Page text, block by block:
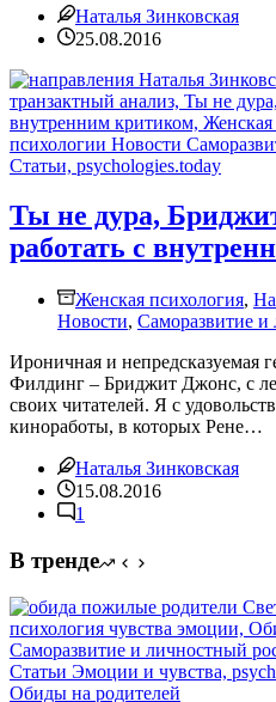
Наталья Зинковская
25.08.2016
Ты не дура,
работать с
Женская психология,
Новости, Саморазвитие и
Ироничная и непредсказуемая
Филдинг – Бриджит Джонс, с
своих читателей. Я с
киноработы, в которых Рене…
Наталья Зинковская
15.08.2016
1
В тренде
Обиды на родителей